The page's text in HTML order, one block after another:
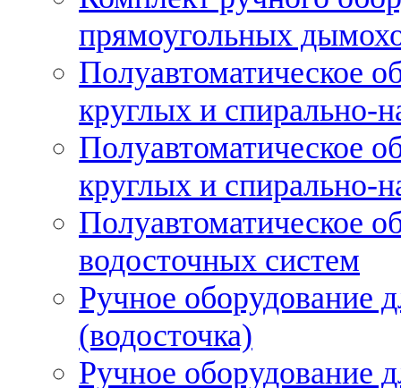
прямоугольных
Полуавтоматическое
круглых и спирально-
Полуавтоматическое
круглых и спирально-
Полуавтоматическое
водосточных систем
Ручное оборудование
(водосточка)
Ручное оборудование